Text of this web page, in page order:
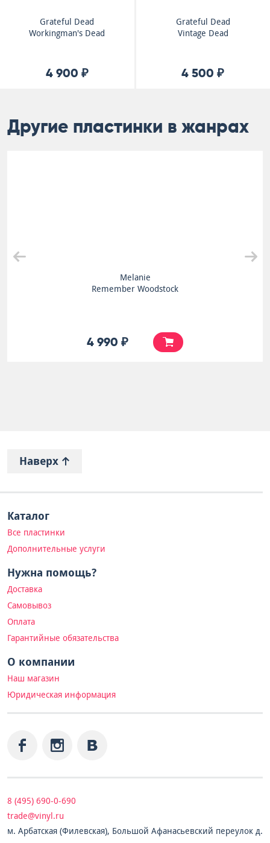
Grateful Dead
Workingman's Dead
4 900 ₽
Grateful Dead
Vintage Dead
4 500 ₽
Другие пластинки в жанрах
Melanie
Remember Woodstock
4 990 ₽
Наверх
Каталог
Все пластинки
Дополнительные услуги
Нужна помощь?
Доставка
Самовывоз
Оплата
Гарантийные обязательства
О компании
Наш магазин
Юридическая информация
8 (495) 690-0-690
trade@vinyl.ru
м. Арбатская (Филевская), Большой Афанасьевский переулок д.